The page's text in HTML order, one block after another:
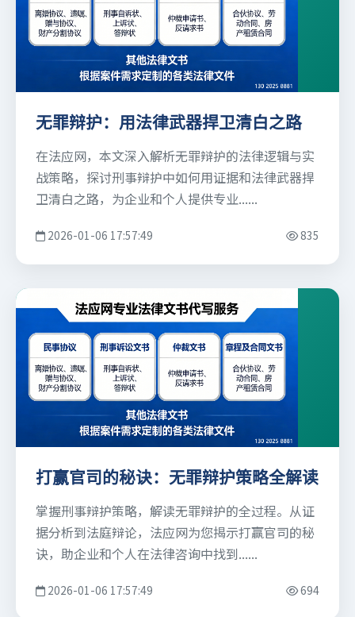
无罪辩护：用法律武器捍卫清白之路
在法应网，本文深入解析无罪辩护的法律逻辑与实
战策略，探讨刑事辩护中如何用证据和法律武器捍
卫清白之路，为企业和个人提供专业......
2026-01-06 17:57:49 835
打赢官司的秘诀：无罪辩护策略全解读
掌握刑事辩护策略，解读无罪辩护的全过程。从证
据分析到法庭辩论，法应网为您揭示打赢官司的秘
诀，助企业和个人在法律咨询中找到......
2026-01-06 17:57:49 694